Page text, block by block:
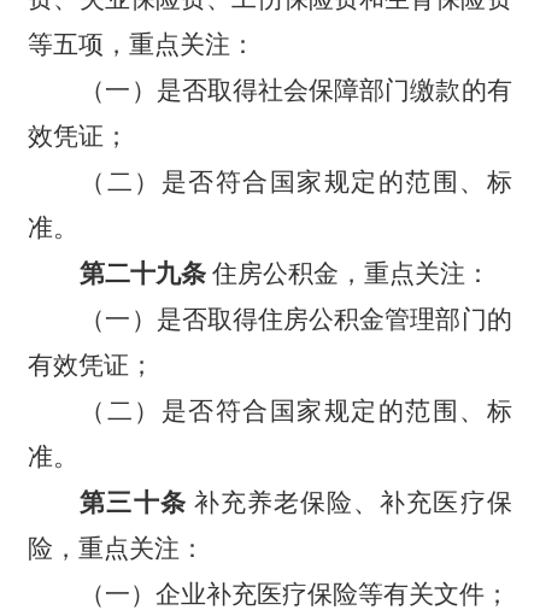
等五项，重点关注：
（一）是否取得社会保障部门缴款的有
效凭证；
（二）是否符合国家规定的范围、标
准。
第二十九条 住房公积金，重点关注：
（一）是否取得住房公积金管理部门的
有效凭证；
（二）是否符合国家规定的范围、标
准。
第三十条 补充养老保险、补充医疗保
险，重点关注：
（一）企业补充医疗保险等有关文件；